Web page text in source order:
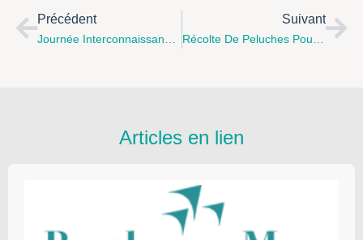
Précédent
Journée Interconnaissance Des Acteurs Parentalité De L’Arrageois.
Suivant
Récolte De Peluches Pour L’EPDEF
Articles en lien